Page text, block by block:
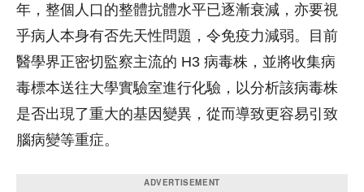
年，整個人口的整體抗體水平已逐漸衰減，亦要視
乎病人本身有否先天性問題，令免疫力減弱。目前
醫學界正密切監察主流的 H3 病毒株，並將收集病
毒標本送往大學實驗室進行化驗，以分析該病毒株
是否出現了重大的基因變異，從而導致更容易引致
腦病變等重症。